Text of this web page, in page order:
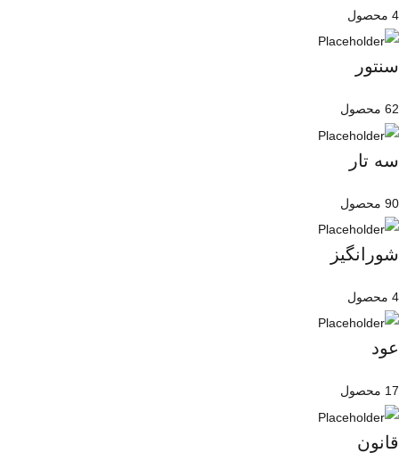
4 محصول
سنتور
62 محصول
سه تار
90 محصول
شورانگیز
4 محصول
عود
17 محصول
قانون